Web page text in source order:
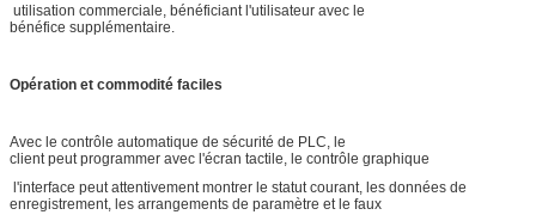
utilisation commerciale, bénéficiant l'utilisateur avec le
bénéfice supplémentaire.
Opération et commodité faciles
Avec le contrôle automatique de sécurité de PLC, le
client peut programmer avec l'écran tactile, le contrôle graphique
l'interface peut attentivement montrer le statut courant, les données de
enregistrement, les arrangements de paramètre et le faux